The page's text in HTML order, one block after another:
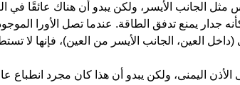
جدار يمنع تدفق الطاقة. عندما تصل الأورا
اليمنى، ولكن يبدو أن هذا كان مجرد انطباع